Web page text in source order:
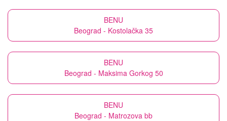
BENU
Beograd - Kostolačka 35
BENU
Beograd - Maksima Gorkog 50
BENU
Beograd - Matrozova bb